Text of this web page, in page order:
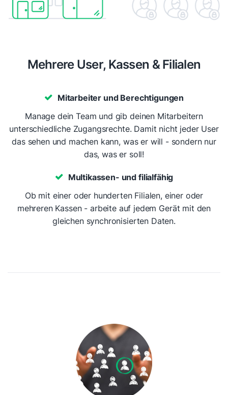
Mehrere User, Kassen & Filialen
Mitarbeiter und Berechtigungen
Manage dein Team und gib deinen Mitarbeitern
unterschiedliche Zugangsrechte. Damit nicht jeder User
das sehen und machen kann, was er will - sondern nur
das, was er soll!
Multikassen- und filialfähig
Ob mit einer oder hunderten Filialen, einer oder
mehreren Kassen - arbeite auf jedem Gerät mit den
gleichen synchronisierten Daten.